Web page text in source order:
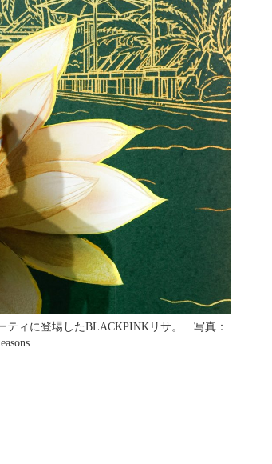
ティに登場したBLACKPINKリサ。 写真：